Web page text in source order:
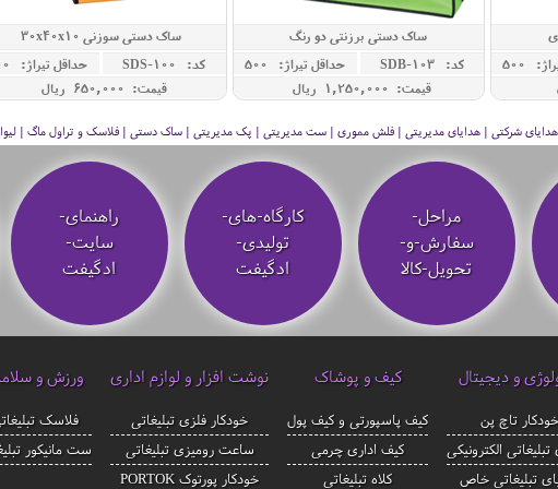
500
ساک دستی برزنتی دو رنگ
کد: SDB-103
حداقل تيراژ: 500
قیمت: 1,250,000 ريال
ساک دستی سوزنی 30x40x10
کد: SDS-100
حداقل تيراژ: 500
قیمت: 650,000 ريال
| هدایای شرکتی | هدایای مدیریتی | فلش مموری | ست مدیریتی | پک مدیریتی | ساک دستی | فلاسک و تراول ماگ | لیوان
مراحل-
سفارش-و-
تحویل-کالا
کارگاه-های-
تولیدی-
ادگیفت
راهنمای-
سایت-
ادگیفت
و دیجیتال
خودکار تاچ پن
الکترونیکی
تبلیغاتی خاص
کیف و پوشاک
کیف پاسپورتی و کیف پول
کیف اداری چرمی
کلاه تبلیغاتی
نوشت افزار و لوازم اداری
خودکار فلزی تبلیغاتی
ساعت رومیزی تبلیغاتی
خودکار پورتوک PORTOK
ورزش و
فلاسک
ست مانیکور